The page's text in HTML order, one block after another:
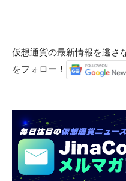
仮想通貨の最新情報を逃さ
をフォロー！